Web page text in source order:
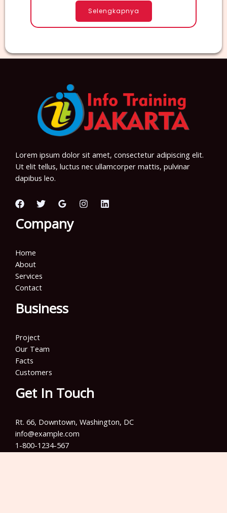
Selengkapnya
Lorem ipsum dolor sit amet, consectetur adipiscing elit.
Ut elit tellus, luctus nec ullamcorper mattis, pulvinar
dapibus leo.
Company
Home
About
Services
Contact
Business
Project
Our Team
Facts
Customers
Get In Touch
Rt. 66, Downtown, Washington, DC
info@example.com​
1-800-1234-567